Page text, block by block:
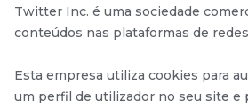
Twitter Inc. é uma sociedade
conteúdos nas plataformas de
Esta empresa utiliza cookies para
um perfil de utilizador no seu site